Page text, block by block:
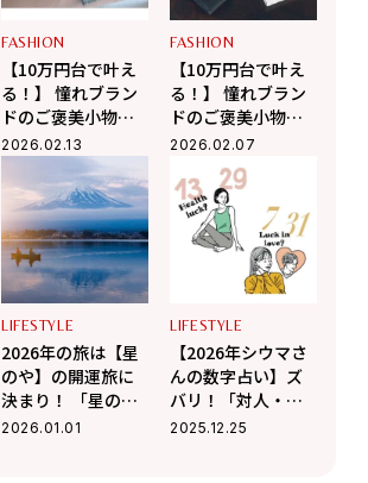
FASHION
【10万円台で叶え
る！】 憧れブラン
ドのご褒美小物２
選【プラダ、エル
2026.02.13
FASHION
【10万円台で叶え
る！】 憧れブラン
ドのご褒美小物２
選【ルイ・ヴィト
ン、ディオール】
2026.02.07
LIFESTYLE
2026年の旅は【星
のや】の開運旅に
決まり！ 「星のや
富士」のスペシャ
2026.01.01
LIFESTYLE
【2026年シウマさ
んの数字占い】ズ
バリ！「対人・恋
愛運」と「健康
2025.12.25